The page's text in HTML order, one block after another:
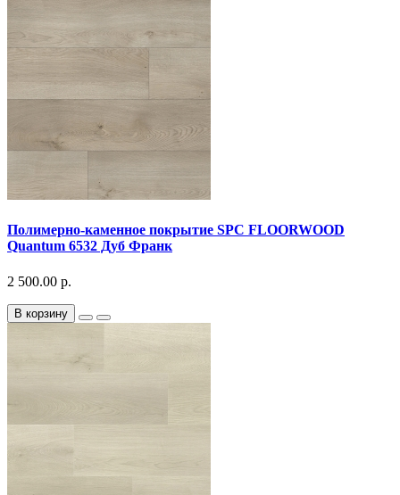
Полимерно-каменное покрытие SPC FLOORWOOD
Quantum 6532 Дуб Франк
2 500.00 р.
В корзину